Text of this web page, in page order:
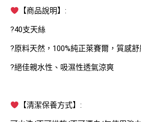
【商品說明】:
?40支天絲
?原料天然，100%純正萊賽爾，質感
?絕佳親水性、吸濕性透氣涼爽
【清潔保養方式】: